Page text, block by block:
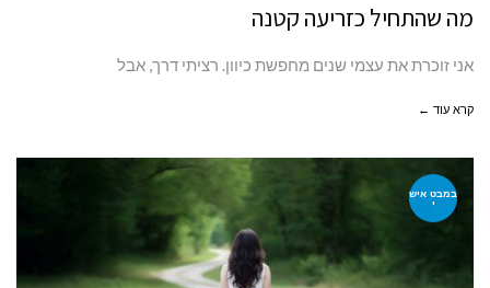
מה שהתחיל כזריעה קטנה
אני‭ ‬זוכרת‭ ‬את‭ ‬עצמי‭ ‬שנים‭ ‬מחפשת‭ ‬כיוון‭.‬ רציתי‭ ‬דרך‭,‬ אבל‭
קרא עוד ←
במבט איש
י